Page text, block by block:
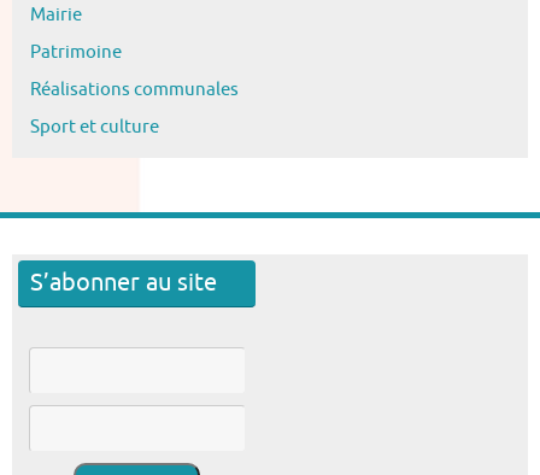
Mairie
Patrimoine
Réalisations communales
Sport et culture
S’abonner au site